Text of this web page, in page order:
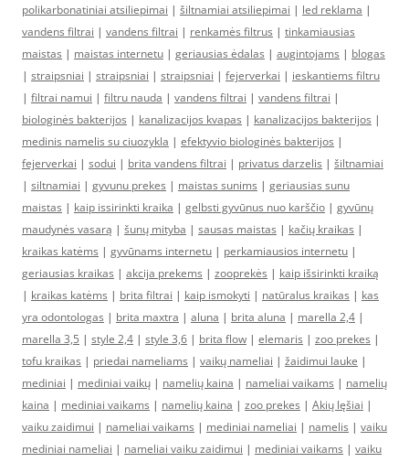
polikarbonatiniai atsiliepimai | šiltnamiai atsiliepimai | led reklama |
vandens filtrai | vandens filtrai | renkamės filtrus | tinkamiausias
maistas | maistas internetu | geriausias ėdalas | augintojams | blogas
| straipsniai | straipsniai | straipsniai | fejerverkai | ieskantiems filtru
| filtrai namui | filtru nauda | vandens filtrai | vandens filtrai |
biologinės bakterijos | kanalizacijos kvapas | kanalizacijos bakterijos |
medinis namelis su ciuozykla | efektyvio biologinės bakterijos |
fejerverkai | sodui | brita vandens filtrai | privatus darzelis | šiltnamiai
| siltnamiai | gyvunu prekes | maistas sunims | geriausias sunu
maistas | kaip issirinkti kraika | gelbsti gyvūnus nuo karščio | gyvūnų
maudynės vasarą | šunų mityba | sausas maistas | kačių kraikas |
kraikas katėms | gyvūnams internetu | perkamiausios internetu |
geriausias kraikas | akcija prekems | zooprekės | kaip išsirinkti kraiką
| kraikas katėms | brita filtrai | kaip ismokyti | natūralus kraikas | kas
yra odontologas | brita maxtra | aluna | brita aluna | marella 2,4 |
marella 3,5 | style 2,4 | style 3,6 | brita flow | elemaris | zoo prekes |
tofu kraikas | priedai nameliams | vaikų nameliai | žaidimui lauke |
mediniai | mediniai vaikų | namelių kaina | nameliai vaikams | namelių
kaina | mediniai vaikams | namelių kaina | zoo prekes | Akių lęšiai |
vaiku zaidimui | nameliai vaikams | mediniai nameliai | namelis | vaiku
mediniai nameliai | nameliai vaiku zaidimui | mediniai vaikams | vaiku